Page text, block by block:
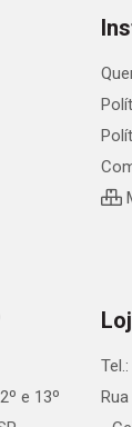
e 13º